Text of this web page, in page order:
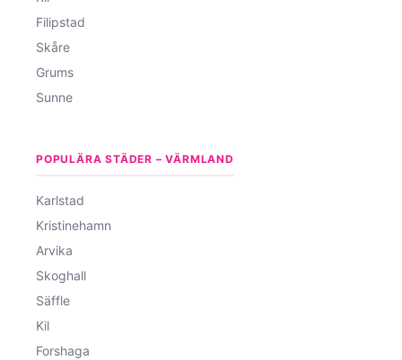
Filipstad
Skåre
Grums
Sunne
POPULÄRA STÄDER – VÄRMLAND
Karlstad
Kristinehamn
Arvika
Skoghall
Säffle
Kil
Forshaga